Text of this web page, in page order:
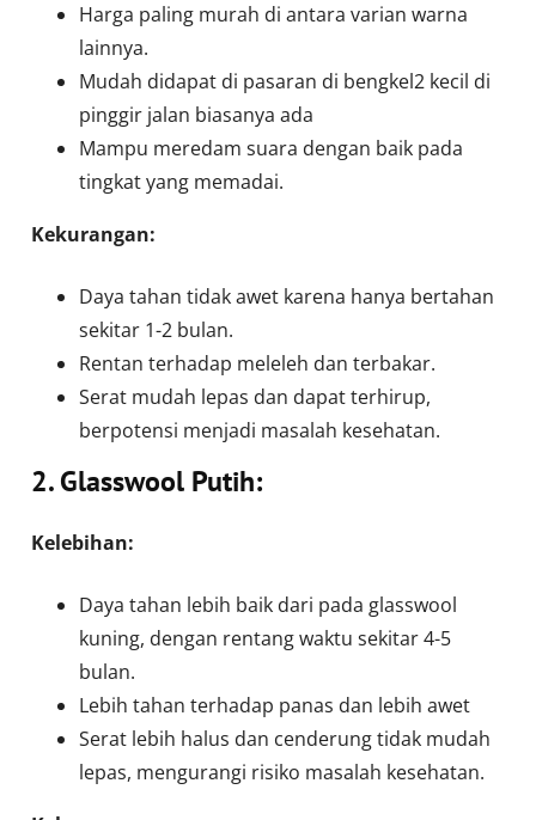
Harga paling murah di antara varian warna
lainnya.
Mudah didapat di pasaran di bengkel2 kecil di
pinggir jalan biasanya ada
Mampu meredam suara dengan baik pada
tingkat yang memadai.
Kekurangan:
Daya tahan tidak awet karena hanya bertahan
sekitar 1-2 bulan.
Rentan terhadap meleleh dan terbakar.
Serat mudah lepas dan dapat terhirup,
berpotensi menjadi masalah kesehatan.
2. Glasswool Putih:
Kelebihan:
Daya tahan lebih baik dari pada glasswool
kuning, dengan rentang waktu sekitar 4-5
bulan.
Lebih tahan terhadap panas dan lebih awet
Serat lebih halus dan cenderung tidak mudah
lepas, mengurangi risiko masalah kesehatan.